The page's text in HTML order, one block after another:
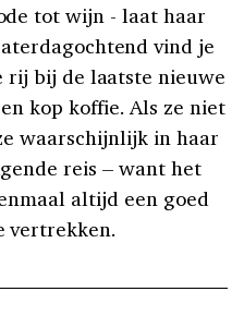
tot wijn - laat haar
vind je
rij bij de laatste nieuwe
kop koffie. Als ze niet
waarschijnlijk in haar
reis – want het
altijd een goed
vertrekken.